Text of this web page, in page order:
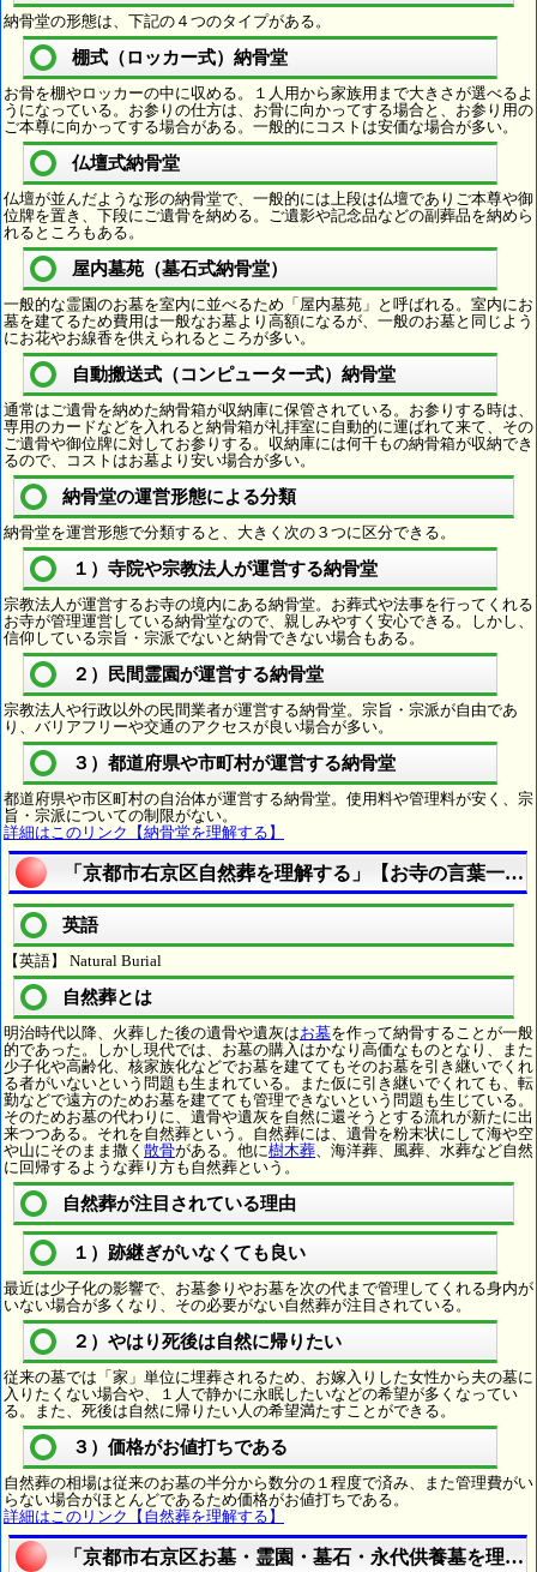
納骨堂の形態は、下記の４つのタイプがある。
棚式（ロッカー式）納骨堂
お骨を棚やロッカーの中に収める。１人用から家族用まで大きさが選べるよ
うになっている。お参りの仕方は、お骨に向かってする場合と、お参り用の
ご本尊に向かってする場合がある。一般的にコストは安価な場合が多い。
仏壇式納骨堂
仏壇が並んだような形の納骨堂で、一般的には上段は仏壇でありご本尊や御
位牌を置き、下段にご遺骨を納める。ご遺影や記念品などの副葬品を納めら
れるところもある。
屋内墓苑（墓石式納骨堂）
一般的な霊園のお墓を室内に並べるため「屋内墓苑」と呼ばれる。室内にお
墓を建てるため費用は一般なお墓より高額になるが、一般のお墓と同じよう
にお花やお線香を供えられるところが多い。
自動搬送式（コンピューター式）納骨堂
通常はご遺骨を納めた納骨箱が収納庫に保管されている。お参りする時は、
専用のカードなどを入れると納骨箱が礼拝室に自動的に運ばれて来て、その
ご遺骨や御位牌に対してお参りする。収納庫には何千もの納骨箱が収納でき
るので、コストはお墓より安い場合が多い。
納骨堂の運営形態による分類
納骨堂を運営形態で分類すると、大きく次の３つに区分できる。
１）寺院や宗教法人が運営する納骨堂
宗教法人が運営するお寺の境内にある納骨堂。お葬式や法事を行ってくれる
お寺が管理運営している納骨堂なので、親しみやすく安心できる。しかし、
信仰している宗旨・宗派でないと納骨できない場合もある。
２）民間霊園が運営する納骨堂
宗教法人や行政以外の民間業者が運営する納骨堂。宗旨・宗派が自由であ
り、バリアフリーや交通のアクセスが良い場合が多い。
３）都道府県や市町村が運営する納骨堂
都道府県や市区町村の自治体が運営する納骨堂。使用料や管理料が安く、宗
旨・宗派についての制限がない。
詳細はこのリンク【納骨堂を理解する】
「京都市右京区自然葬を理解する」【お寺の言葉一口
英語
【英語】 Natural Burial
自然葬とは
明治時代以降、火葬した後の遺骨や遺灰はお墓を作って納骨することが一般
的であった。しかし現代では、お墓の購入はかなり高価なものとなり、また
少子化や高齢化、核家族化などでお墓を建ててもそのお墓を引き継いでくれ
る者がいないという問題も生まれている。また仮に引き継いでくれても、転
勤などで遠方のためお墓を建てても管理できないという問題も生じている。
そのためお墓の代わりに、遺骨や遺灰を自然に還そうとする流れが新たに出
来つつある。それを自然葬という。自然葬には、遺骨を粉末状にして海や空
や山にそのまま撒く 散骨がある。他に樹木葬、海洋葬、風葬、水葬など自然
に回帰するような葬り方も自然葬という。
自然葬が注目されている理由
１）跡継ぎがいなくても良い
最近は少子化の影響で、お墓参りやお墓を次の代まで管理してくれる身内が
いない場合が多くなり、その必要がない自然葬が注目されている。
２）やはり死後は自然に帰りたい
従来の墓では「家」単位に埋葬されるため、お嫁入りした女性から夫の墓に
入りたくない場合や、１人で静かに永眠したいなどの希望が多くなってい
る。また、死後は自然に帰りたい人の希望満たすことができる。
３）価格がお値打ちである
自然葬の相場は従来のお墓の半分から数分の１程度で済み、また管理費がい
らない場合がほとんどであるため価格がお値打ちである。
詳細はこのリンク【自然葬を理解する】
「京都市右京区お墓・霊園・墓石・永代供養墓を理